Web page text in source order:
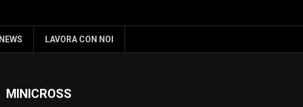
NEWS LAVORA CON NOI
MINICROSS